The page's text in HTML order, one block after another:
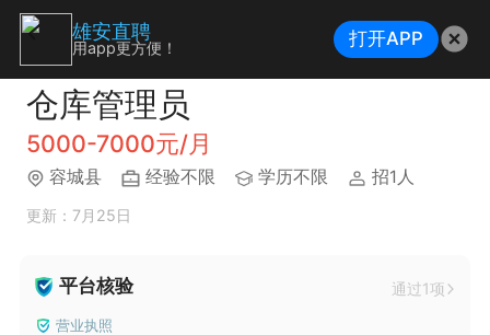
仓库管理员
5000-7000元/月
容城县 经验不限 学历不限 招1人
更新：7月25日
平台核验 通过1项
营业执照
雄安直聘
用app更方便！ 打开APP